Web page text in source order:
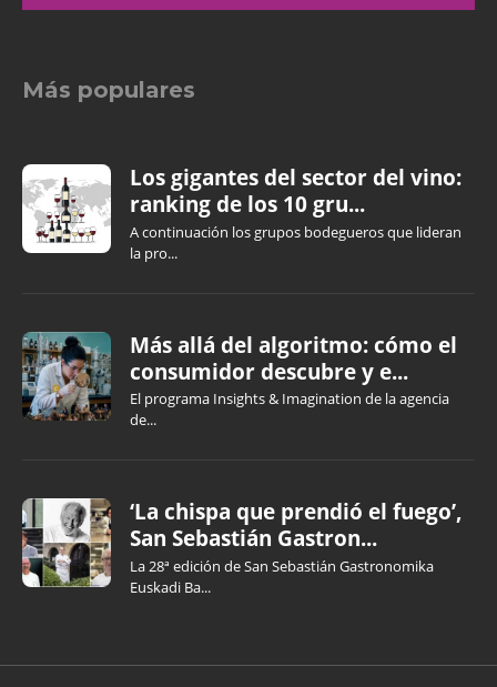
Más populares
Los gigantes del sector del vino:
ranking de los 10 gru...
A continuación los grupos bodegueros que lideran
la pro...
Más allá del algoritmo: cómo el
consumidor descubre y e...
El programa Insights & Imagination de la agencia
de...
‘La chispa que prendió el fuego’,
San Sebastián Gastron...
La 28ª edición de San Sebastián Gastronomika
Euskadi Ba...